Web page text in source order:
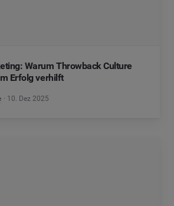
Warum Throwback Culture
Erfolg verhilft
10. Dez 2025